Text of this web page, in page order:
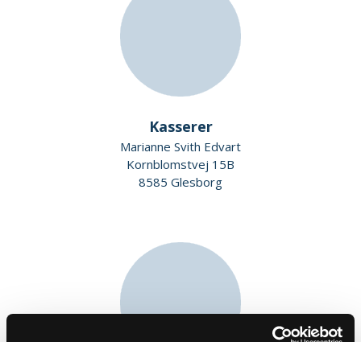
Kasserer
Marianne Svith Edvart
Kornblomstvej 15B
8585 Glesborg